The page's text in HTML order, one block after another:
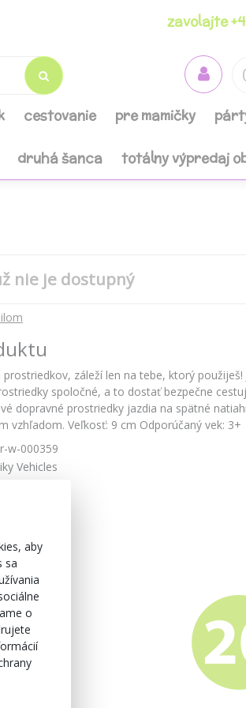
zavolajte
cestovanie pre mamičky
druhá šanca totálny výpredaj
nie je dostupný
prostriedkov, záleží len na tebe, ktorý použiješ!
spoločné, a to dostať bezpečne
dopravné prostriedky jazdia na spätné
vzhľadom. Veľkosť: 9 cm Odporúčaný vek: 3+
w-000359
Vehicles
aby
sa
o